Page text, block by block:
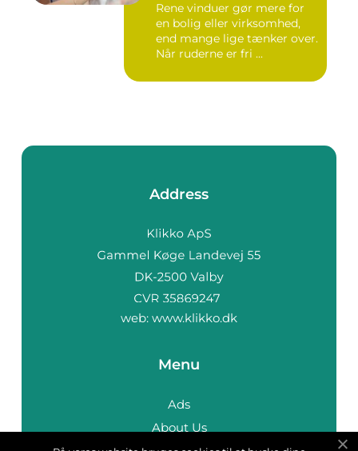
Rene vinduer gør mere for
en bolig eller virksomhed,
end mange lige tænker over.
Når ruderne er fri ...
Address
web: www.klikko.dk
Menu
Ads
About Us